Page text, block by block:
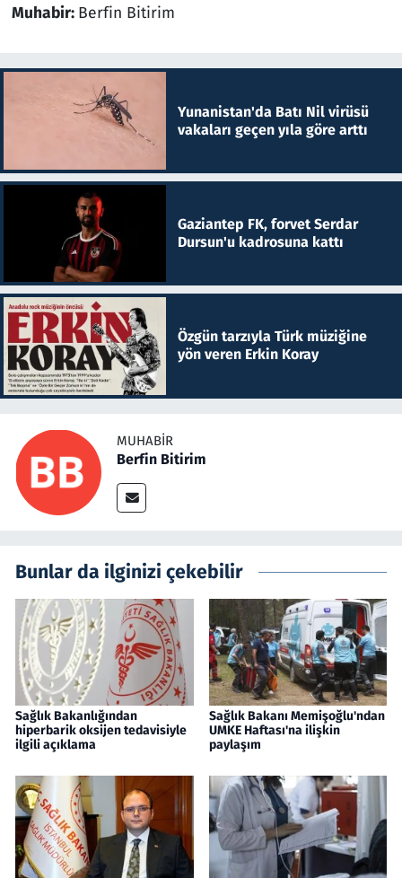
Muhabir: Berfin Bitirim
Yunanistan'da Batı Nil virüsü
vakaları geçen yıla göre arttı
Gaziantep FK, forvet Serdar
Dursun'u kadrosuna kattı
Özgün tarzıyla Türk müziğine
yön veren Erkin Koray
MUHABIR
Berfin Bitirim
Bunlar da ilginizi çekebilir
Sağlık Bakanlığından
hiperbarik oksijen tedavisiyle
ilgili açıklama
Sağlık Bakanı Memişoğlu'ndan
UMKE Haftası'na ilişkin
paylaşım